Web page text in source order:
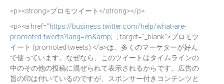
<p><strong>プロモツイート</strong></p>
<p><a href="https://business.twitter.com/help/what-are-
promoted-tweets?lang=en&amp;… ; target="_blank">プロモツ
イート (promoted tweets) </a>は、多くのマーケターが好ん
で使っています。なぜなら、このツイートはタイムラインの
中のその他の投稿に混ぜられて表示されるからです。広告の
旨の印は付いているのですが、スポンサー付きコンテンツと